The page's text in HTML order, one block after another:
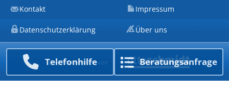
Telefon­hilfe Beratungs­anfrage
Kontakt Impressum
Datenschutzerklärung Über uns
Ein Unternehmen von